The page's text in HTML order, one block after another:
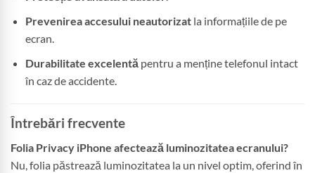
Prevenirea accesului neautorizatla informațiile de pe
ecran.
Durabilitate excelentă pentru a menține telefonul intact
în caz de accidente.
Întrebări frecvente
Folia Privacy iPhone afectează luminozitatea ecranului?
Nu, folia păstrează luminozitatea la un nivel optim, oferind în